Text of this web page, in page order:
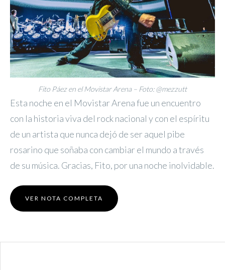
Fito Páez en el Movistar Arena – Foto: @mezzutt
Esta noche en el Movistar Arena fue un encuentro
con la historia viva del rock nacional y con el espíritu
de un artista que nunca dejó de ser aquel pibe
rosarino que soñaba con cambiar el mundo a través
de su música. Gracias, Fito, por una noche inolvidable.
VER NOTA COMPLETA